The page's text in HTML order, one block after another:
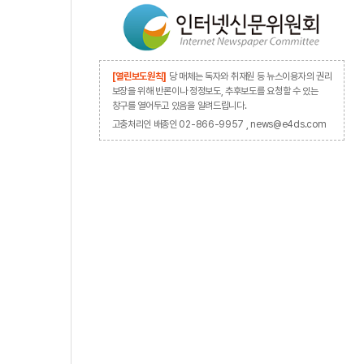
[열린보도원칙] 당 매체는 독자와 취재원 등 뉴스이용자의 권리
보장을 위해 반론이나 정정보도, 추후보도를 요청할 수 있는
창구를 열어두고 있음을 알려드립니다.
고충처리인 배종인 02-866-9957 , news@e4ds.com